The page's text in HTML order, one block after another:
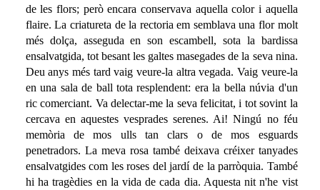
de les flors; però encara conservava aquella color i aquella
flaire. La criatureta de la rectoria em semblava una flor molt
més dolça, asseguda en son escambell, sota la bardissa
ensalvatgida, tot besant les galtes masegades de la seva nina.
Deu anys més tard vaig veure-la altra vegada. Vaig veure-la
en una sala de ball tota resplendent: era la bella núvia d'un
ric comerciant. Va delectar-me la seva felicitat, i tot sovint la
cercava en aquestes vesprades serenes. Ai! Ningú no féu
memòria de mos ulls tan clars o de mos esguards
penetradors. La meva rosa també deixava créixer tanyades
ensalvatgides com les roses del jardí de la parròquia. També
hi ha tragèdies en la vida de cada dia. Aquesta nit n'he vist